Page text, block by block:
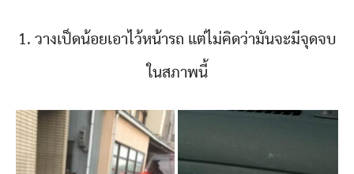
1. วางเป็ดน้อยเอาไว้หน้ารถ แต่ไม่คิดว่ามันจะมีจุดจบ
ในสภาพนี้